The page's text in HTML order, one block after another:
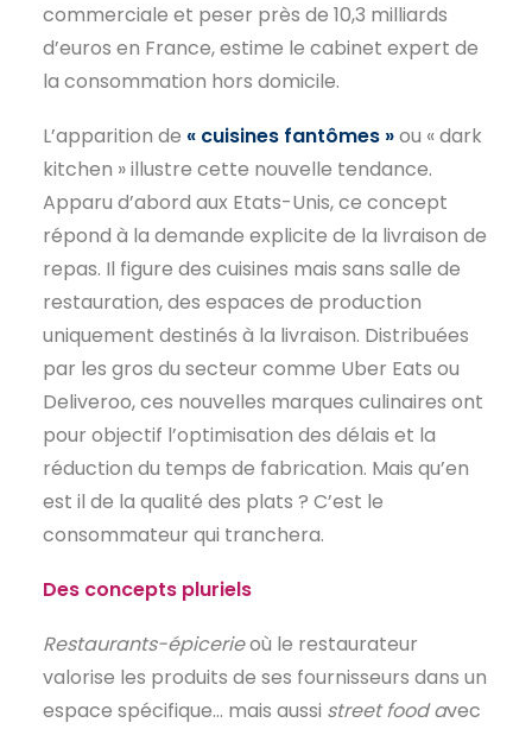
commerciale et peser près de 10,3 milliards
d’euros en France, estime le cabinet expert de
la consommation hors domicile.
L’apparition de « cuisines fantômes »ou « dark
kitchen » illustre cette nouvelle tendance.
Apparu d’abord aux Etats-Unis, ce concept
répond à la demande explicite de la livraison de
repas. Il figure des cuisines mais sans salle de
restauration, des espaces de production
uniquement destinés à la livraison. Distribuées
par les gros du secteur comme Uber Eats ou
Deliveroo, ces nouvelles marques culinaires ont
pour objectif l’optimisation des délais et la
réduction du temps de fabrication. Mais qu’en
est il de la qualité des plats ? C’est le
consommateur qui tranchera.
Des concepts pluriels
Restaurants-épicerieoù le restaurateur
valorise les produits de ses fournisseurs dans un
espace spécifique… mais aussi street food avec